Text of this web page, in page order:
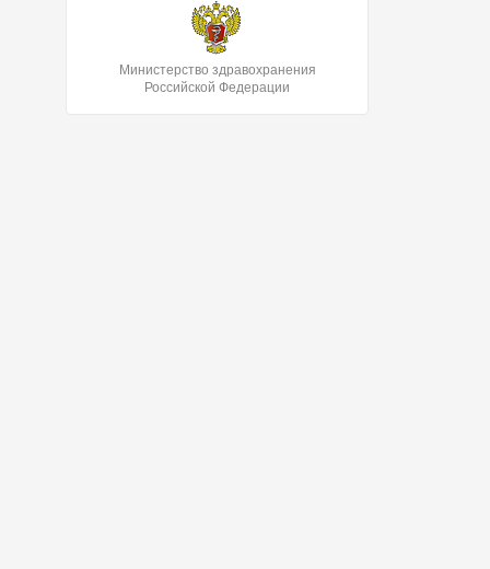
Министерство здравохранения
Российской Федерации